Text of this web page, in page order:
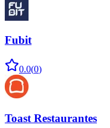
Fubit
0.0(0)
Toast Restaurantes